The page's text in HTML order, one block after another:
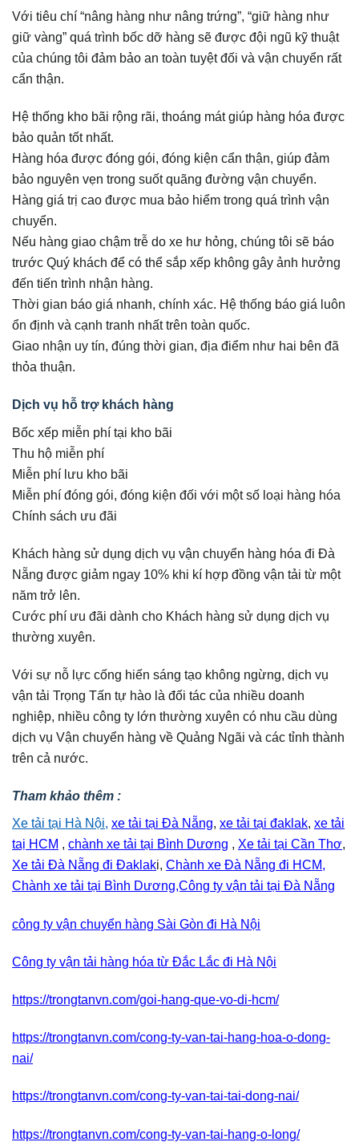
Với tiêu chí “nâng hàng như nâng trứng”, “giữ hàng như
giữ vàng” quá trình bốc dỡ hàng sẽ được đội ngũ kỹ thuật
của chúng tôi đảm bảo an toàn tuyệt đối và vận chuyển rất
cẩn thận.
Hệ thống kho bãi rộng rãi, thoáng mát giúp hàng hóa được
bảo quản tốt nhất.
Hàng hóa được đóng gói, đóng kiện cẩn thận, giúp đảm
bảo nguyên vẹn trong suốt quãng đường vận chuyển.
Hàng giá trị cao được mua bảo hiểm trong quá trình vận
chuyển.
Nếu hàng giao chậm trễ do xe hư hỏng, chúng tôi sẽ báo
trước Quý khách để có thể sắp xếp không gây ảnh hưởng
đến tiến trình nhận hàng.
Thời gian báo giá nhanh, chính xác. Hệ thống báo giá luôn
ổn định và cạnh tranh nhất trên toàn quốc.
Giao nhận uy tín, đúng thời gian, địa điểm như hai bên đã
thỏa thuận.
Dịch vụ hỗ trợ khách hàng
Bốc xếp miễn phí tại kho bãi
Thu hộ miễn phí
Miễn phí lưu kho bãi
Miễn phí đóng gói, đóng kiện đối với một số loại hàng hóa
Chính sách ưu đãi
Khách hàng sử dụng dịch vụ vận chuyển hàng hóa đi Đà
Nẵng được giảm ngay 10% khi kí hợp đồng vận tải từ một
năm trở lên.
Cước phí ưu đãi dành cho Khách hàng sử dụng dịch vụ
thường xuyên.
Với sự nỗ lực cống hiến sáng tạo không ngừng, dịch vụ
vận tải Trọng Tấn tự hào là đối tác của nhiều doanh
nghiệp, nhiều công ty lớn thường xuyên có nhu cầu dùng
dịch vụ Vận chuyển hàng về Quảng Ngãi và các tỉnh thành
trên cả nước.
Tham khảo thêm :
Xe tải tại Hà Nội, xe tải tại Đà Nẵng, xe tải tại đaklak, xe tải
taị HCM , chành xe tải tại Bình Dương , Xe tải tại Cần Thơ,
Xe tải Đà Nẵng đi Đaklaki, Chành xe Đà Nẵng đi HCM,
Chành xe tải tại Bình Dương,Công ty vận tải tại Đà Nẵng
công ty vận chuyển hàng Sài Gòn đi Hà Nội
Công ty vận tải hàng hóa từ Đắc Lắc đi Hà Nội
https://trongtanvn.com/goi-hang-que-vo-di-hcm/
https://trongtanvn.com/cong-ty-van-tai-hang-hoa-o-dong-
nai/
https://trongtanvn.com/cong-ty-van-tai-tai-dong-nai/
https://trongtanvn.com/cong-ty-van-tai-hang-o-long/